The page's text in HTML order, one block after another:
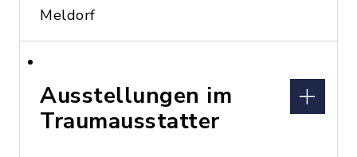
Meldorf
Ausstellungen im
Traumausstatter